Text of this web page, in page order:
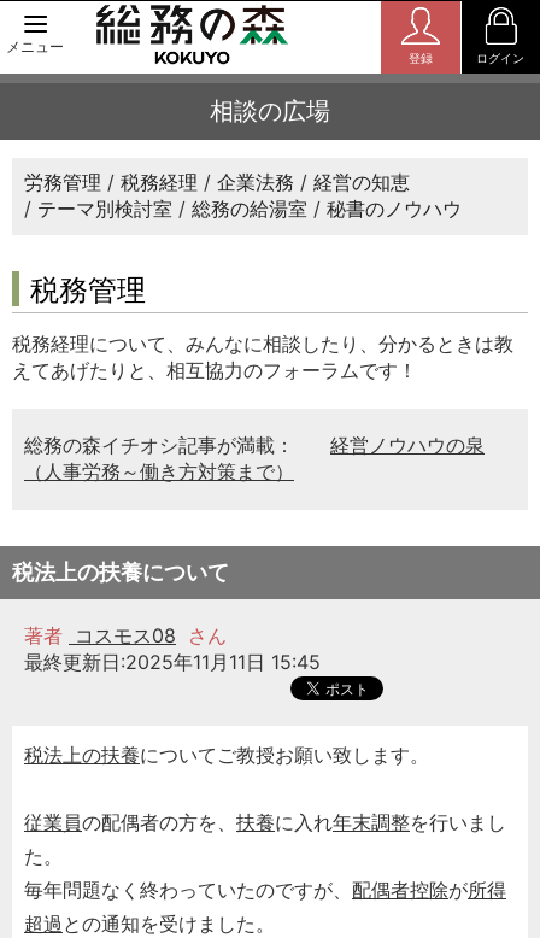
メニュー
登録 ログイン
相談の広場
労務管理 税務経理 企業法務
経営の知恵
テーマ別検討室
総務の給湯室 秘書のノウハウ
税務管理
税務経理について、みんなに相談したり、分かるときは教
えてあげたりと、相互協力のフォーラムです！
総務の森イチオシ記事が満載：
経営ノウハウの泉
（人事労務～働き方対策まで）
税法上の扶養について
著者 コスモス08
さん
最終更新日:2025年11月11日 15:45
税法上の扶養についてご教授お願い致します。
従業員の配偶者の方を、 扶養に入れ年末調整を行いまし
た。
毎年問題なく終わっていたのですが、 配偶者控除が所得
超過 との通知を受けました。